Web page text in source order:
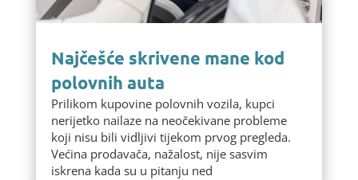
Najčešće skrivene mane kod
polovnih auta
Prilikom kupovine polovnih vozila, kupci
nerijetko nailaze na neočekivane probleme
koji nisu bili vidljivi tijekom prvog pregleda.
Većina prodavača, nažalost, nije sasvim
iskrena kada su u pitanju ned